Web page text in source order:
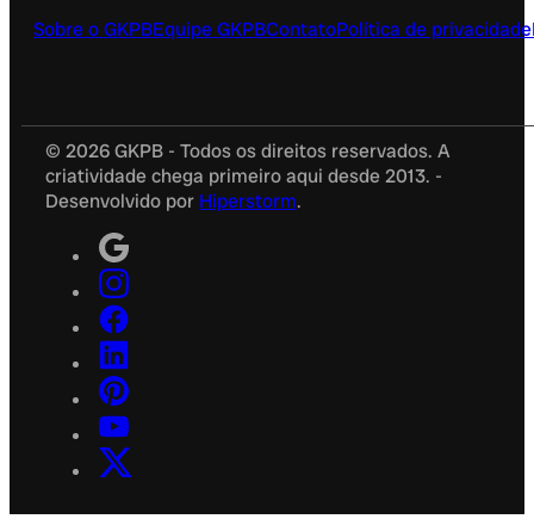
Sobre o GKPBEquipe GKPBContatoPolítica de privacidade
© 2026 GKPB - Todos os direitos reservados. A
criatividade chega primeiro aqui desde 2013. -
Desenvolvido por Hiperstorm.